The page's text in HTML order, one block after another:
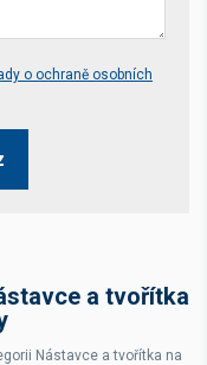
o ochraně osobních
a tvořítka
Nástavce a tvořítka na